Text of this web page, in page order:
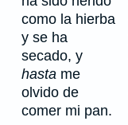
como la hierba
y se ha
secado, y
hasta me
olvido de
comer mi pan.